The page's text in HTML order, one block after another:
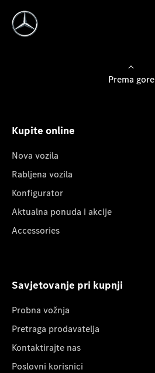
Prema gore
Kupite online
Nova vozila
Rabljena vozila
Konfigurator
Aktualna ponuda i akcije
Accessories
Savjetovanje pri kupnji
Probna vožnja
Pretraga prodavatelja
Kontaktirajte nas
Poslovni korisnici